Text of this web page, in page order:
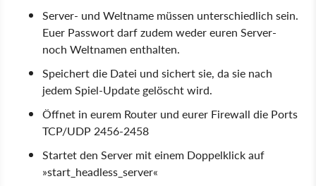
Server- und Weltname müssen unterschiedlich sein.
Euer Passwort darf zudem weder euren Server-
noch Weltnamen enthalten.
Speichert die Datei und sichert sie, da sie nach
jedem Spiel-Update gelöscht wird.
Öffnet in eurem Router und eurer Firewall die Ports
TCP/UDP 2456-2458
Startet den Server mit einem Doppelklick auf
»start_headless_server«